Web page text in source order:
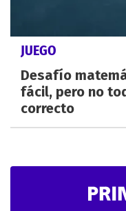
JUEGO
Desafío
fácil, pero no
correcto